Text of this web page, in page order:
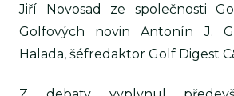
Jiří Novosad ze společnosti
Golfových novin Antonín J.
Halada, šéfredaktor Golf Digest